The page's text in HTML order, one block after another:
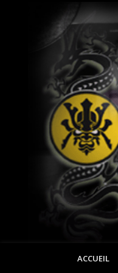
ACCUEIL